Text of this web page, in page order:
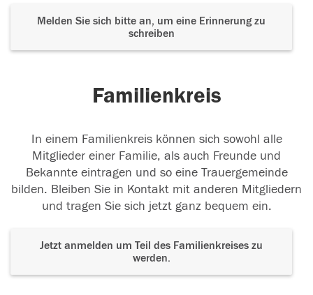
Melden Sie sich bitte an, um eine Erinnerung zu
schreiben
Familienkreis
In einem Familienkreis können sich sowohl alle
Mitglieder einer Familie, als auch Freunde und
Bekannte eintragen und so eine Trauergemeinde
bilden. Bleiben Sie in Kontakt mit anderen Mitgliedern
und tragen Sie sich jetzt ganz bequem ein.
Jetzt anmelden um Teil des Familienkreises zu
werden.